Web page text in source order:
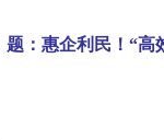
题：惠企利民！“高